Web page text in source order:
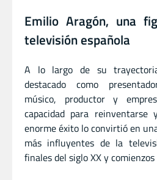
Emilio Aragón, una
televisión española
A lo largo de su
destacado como
músico, productor y
capacidad para
enorme éxito lo convirtió en
más influyentes de la
finales del siglo XX y comienzos